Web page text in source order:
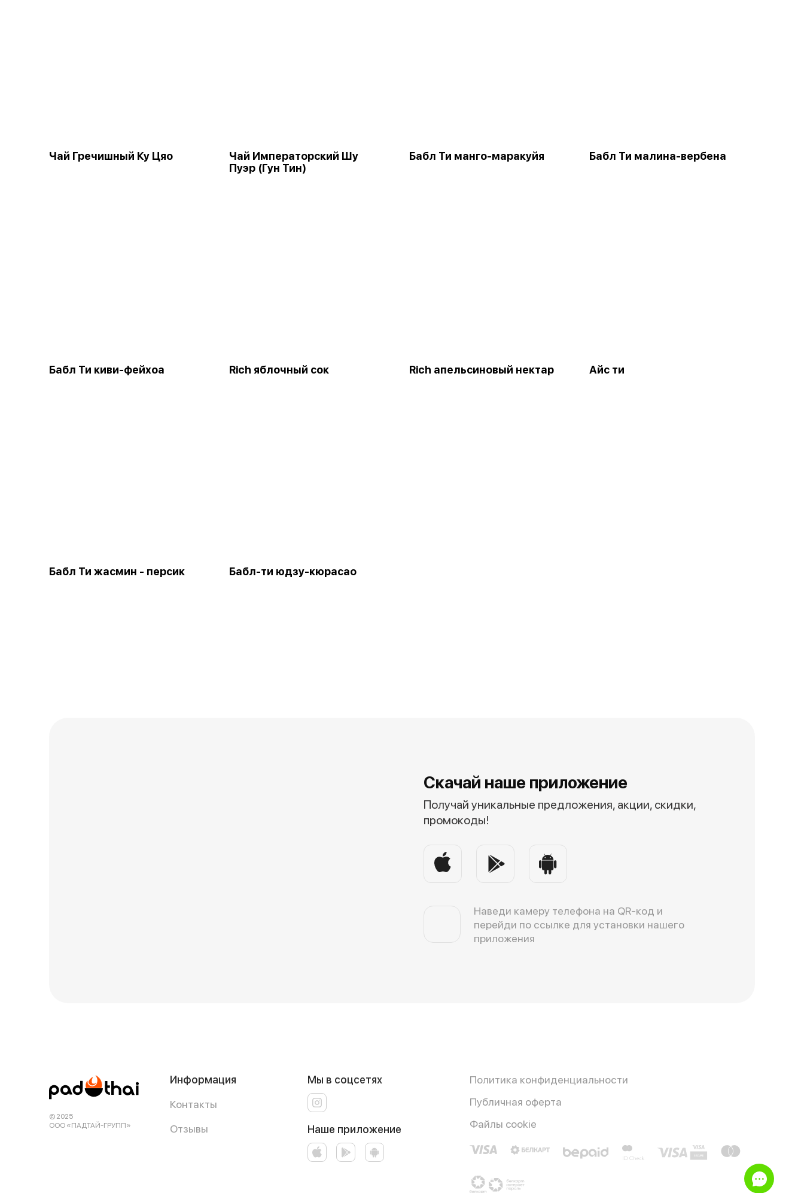
Чай Гречишный Ку Цяо
Чай Императорский Шу
Пуэр (Гун Тин)
Бабл Ти манго-маракуйя Бабл Ти малина-вербена
Бабл Ти киви-фейхоа Rich яблочный сок Rich апельсиновый нектар Айс ти
Бабл Ти жасмин - персик Бабл-ти юдзу-кюрасао
Скачай наше приложение
Получай уникальные предложения, акции, скидки,
промокоды!
Наведи камеру телефона на QR-код и
перейди по ссылке для установки нашего
приложения
© 2025
ООО «ПАДТАЙ-ГРУПП»
Информация
Контакты
Отзывы
Мы в соцсетях
Наше приложение
Политика конфиденциальности
Публичная оферта
Файлы cookie